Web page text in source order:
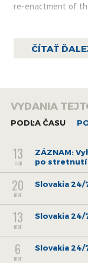
re-enactment of
ČÍTAŤ
VYDANIA
PODĽA ČASU
13
sep
ZÁZNAM:
po stretnutí
20
mar
Slovakia 24/
13
mar
Slovakia 24/
6
mar
Slovakia 24/